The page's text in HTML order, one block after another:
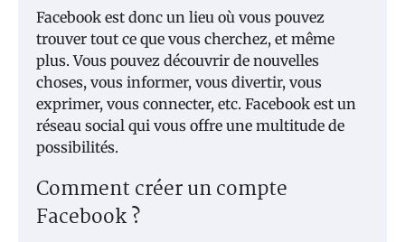
Facebook est donc un lieu où vous pouvez
trouver tout ce que vous cherchez, et même
plus. Vous pouvez découvrir de nouvelles
choses, vous informer, vous divertir, vous
exprimer, vous connecter, etc. Facebook est un
réseau social qui vous offre une multitude de
possibilités.
Comment créer un compte
Facebook ?